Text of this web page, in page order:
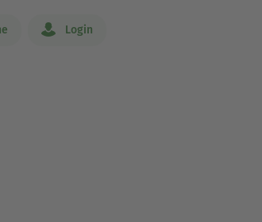
Login